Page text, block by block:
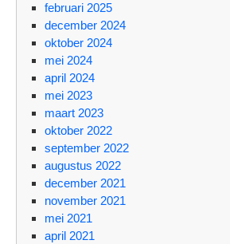
februari 2025
december 2024
oktober 2024
mei 2024
april 2024
mei 2023
maart 2023
oktober 2022
september 2022
augustus 2022
december 2021
november 2021
mei 2021
april 2021